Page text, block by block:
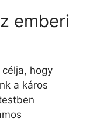
emberi
hogy
a káros